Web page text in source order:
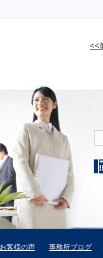
<<
客様の声 事務所ブログ